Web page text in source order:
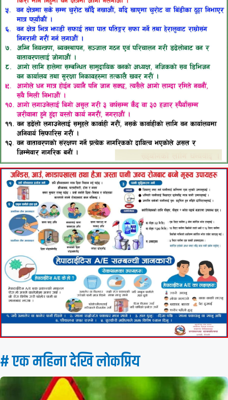
# एक महिना देखि लाेकप्रिय